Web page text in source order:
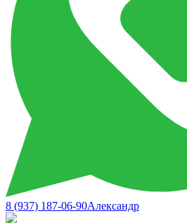
8 (937) 187-06-90Александр